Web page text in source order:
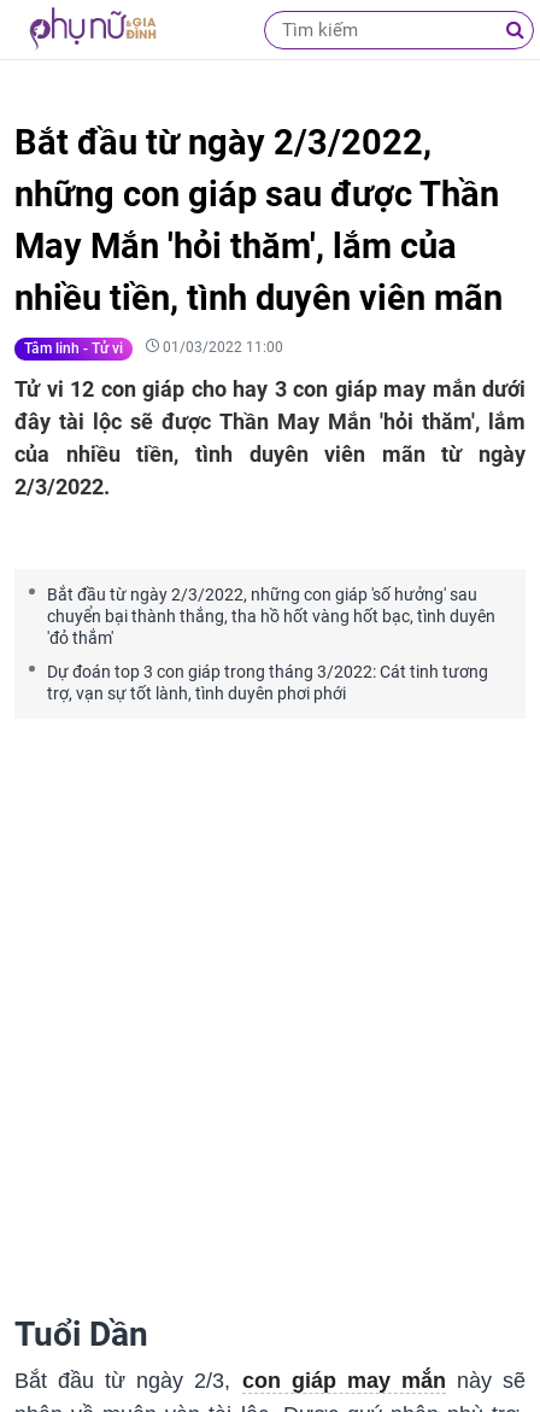
Bắt đầu từ ngày 2/3/2022,
những con giáp sau được Thần
May Mắn 'hỏi thăm', lắm của
nhiều tiền, tình duyên viên mãn
Tâm linh - Tử vi 01/03/2022 11:00
Tử vi 12 con giáp cho hay 3 con giáp may mắn dưới
đây tài lộc sẽ được Thần May Mắn 'hỏi thăm', lắm
của nhiều tiền, tình duyên viên mãn từ ngày
2/3/2022.
Bắt đầu từ ngày 2/3/2022, những con giáp 'số hưởng' sau
chuyển bại thành thắng, tha hồ hốt vàng hốt bạc, tình duyên
'đỏ thắm'
Dự đoán top 3 con giáp trong tháng 3/2022: Cát tinh tương
trợ, vạn sự tốt lành, tình duyên phơi phới
Tuổi Dần
Bắt đầu từ ngày 2/3, con giáp may mắn này sẽ